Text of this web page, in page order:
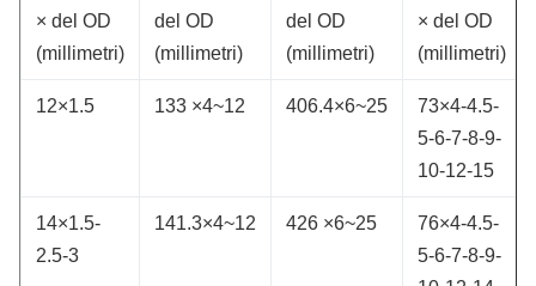
× del OD
(millimetri)
del OD
(millimetri)
del OD
(millimetri)
× del OD
(millimetri)
12×1.5 133 ×4~12 406.4×6~25
73×4-4.5-
5-6-7-8-9-
10-12-15
14×1.5-
2.5-3
141.3×4~12 426 ×6~25
76×4-4.5-
5-6-7-8-9-